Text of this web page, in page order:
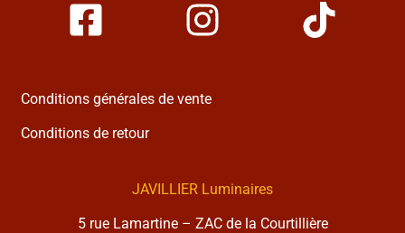
Conditions générales de vente
Conditions de retour
JAVILLIER Luminaires
5 rue Lamartine – ZAC de la Courtillière